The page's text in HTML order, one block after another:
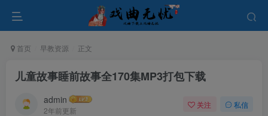
首页 早教资源 正文
儿童故事睡前故事全170集MP3打包下载
admin
2年前更新
关注 私信